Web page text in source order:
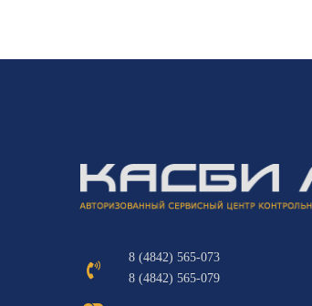
8 (4842) 565-073
8 (4842) 565-079